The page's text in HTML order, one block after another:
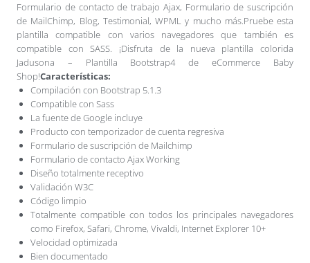
Formulario de contacto de trabajo Ajax, Formulario de suscripción
de MailChimp, Blog, Testimonial, WPML y mucho más.Pruebe esta
plantilla compatible con varios navegadores que también es
compatible con SASS. ¡Disfruta de la nueva plantilla colorida
Jadusona – Plantilla Bootstrap4 de eCommerce Baby
Shop!Características:
Compilación con Bootstrap 5.1.3
Compatible con Sass
La fuente de Google incluye
Producto con temporizador de cuenta regresiva
Formulario de suscripción de Mailchimp
Formulario de contacto Ajax Working
Diseño totalmente receptivo
Validación W3C
Código limpio
Totalmente compatible con todos los principales navegadores
como Firefox, Safari, Chrome, Vivaldi, Internet Explorer 10+
Velocidad optimizada
Bien documentado